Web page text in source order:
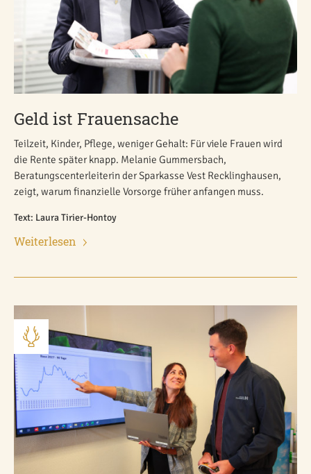
Geld ist Frauensache
Teilzeit, Kinder, Pflege, weniger Gehalt: Für viele Frauen wird
die Rente später knapp. Melanie Gummersbach,
Beratungscenterleiterin der Sparkasse Vest Recklinghausen,
zeigt, warum finanzielle Vorsorge früher anfangen muss.
Text: Laura Tirier-Hontoy
Weiterlesen